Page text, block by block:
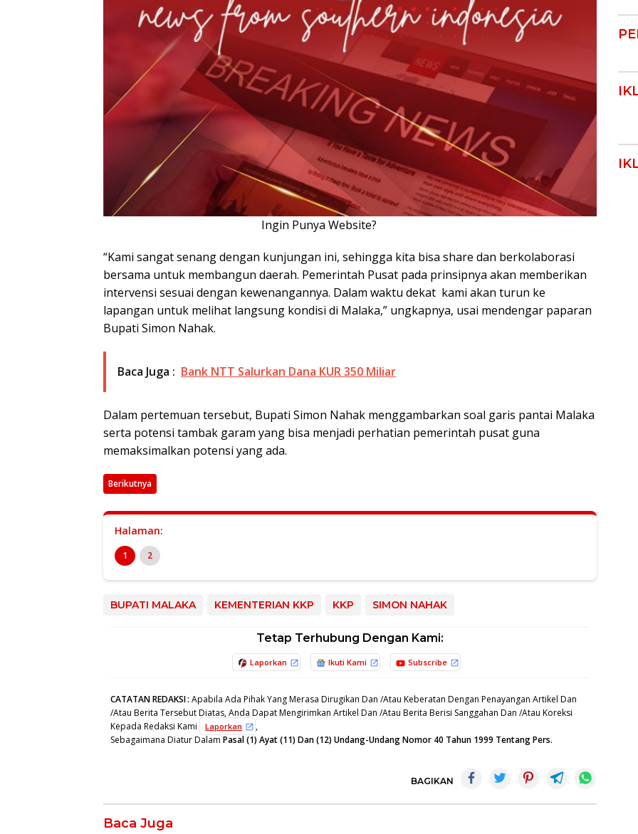
Ingin Punya Website?
“Kami sangat senang dengan kunjungan ini, sehingga kita bisa share dan berkolaborasi
bersama untuk membangun daerah. Pemerintah Pusat pada prinsipnya akan memberikan
intervensi sesuai dengan kewenangannya. Dalam waktu dekat kami akan turun ke
lapangan untuk melihat langsung kondisi di Malaka,” ungkapnya, usai mendengar paparan
Bupati Simon Nahak.
Baca Juga : Bank NTT Salurkan Dana KUR 350 Miliar
Dalam pertemuan tersebut, Bupati Simon Nahak menggambarkan soal garis pantai Malaka
serta potensi tambak garam yang bisa menjadi perhatian pemerintah pusat guna
memaksimalkan potensi yang ada.
Berikutnya
Halaman:
1 2
BUPATI MALAKA KEMENTERIAN KKP KKP SIMON NAHAK
Tetap Terhubung Dengan Kami:
Laporkan Ikuti Kami Subscribe
CATATAN REDAKSI: Apabila Ada Pihak Yang Merasa Dirugikan Dan /Atau Keberatan Dengan Penayangan Artikel Dan
/Atau Berita Tersebut Diatas, Anda Dapat Mengirimkan Artikel Dan /Atau Berita Berisi Sanggahan Dan /Atau Koreksi
Kepada Redaksi Kami
Laporkan
,
Sebagaimana Diatur Dalam Pasal (1) Ayat (11) Dan (12) Undang-Undang Nomor 40 Tahun 1999 Tentang Pers.
BAGIKAN
Baca Juga